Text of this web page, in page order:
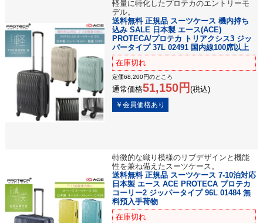
軽量に特化したプロテカのエントリーモ
デル。
送料無料 正規品 スーツケース 機内持ち
込み SALE 日本製 エース(ACE)
PROTECA/プロテカ トリアクシス3 ジッ
パータイプ 37L 02491 国内線100席以上
在庫切れ
定価68,200円のところ
通常価格51,150円 (税込)
特徴的な織り模様のリブデザインと機能
性を兼ね備えたスーツケース。
送料無料 正規品 スーツケース 7-10泊対応
日本製 エース ACE PROTECA プロテカ
コーリー2 ジッパータイプ 96L 01484 無
料預入手荷物
在庫切れ